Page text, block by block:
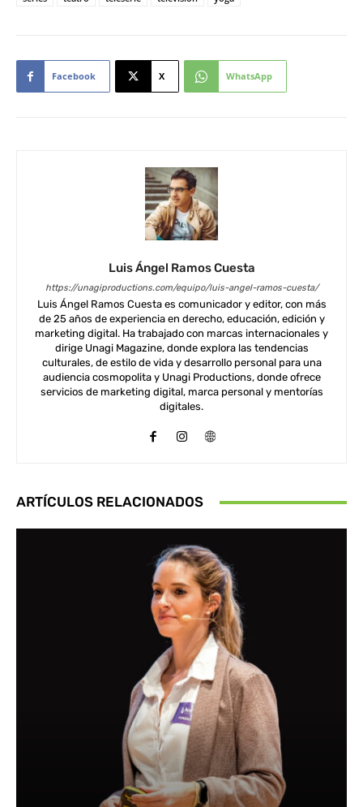
Facebook X WhatsApp
Luis Ángel Ramos Cuesta
https://unagiproductions.com/equipo/luis-angel-ramos-cuesta/
Luis Ángel Ramos Cuesta es comunicador y editor, con más
de 25 años de experiencia en derecho, educación, edición y
marketing digital. Ha trabajado con marcas internacionales y
dirige Unagi Magazine, donde explora las tendencias
culturales, de estilo de vida y desarrollo personal para una
audiencia cosmopolita y Unagi Productions, donde ofrece
servicios de marketing digital, marca personal y mentorías
digitales.
ARTÍCULOS RELACIONADOS